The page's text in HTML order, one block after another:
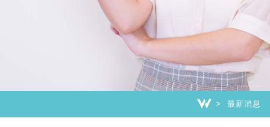
最新消息